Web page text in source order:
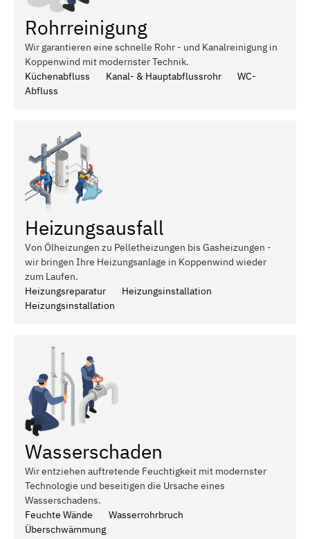
Rohrreinigung
Wir garantieren eine schnelle Rohr - und Kanalreinigung in
Koppenwind mit modernster Technik.
Küchenabfluss
Kanal- & Hauptabflussrohr
WC-
Abfluss
Heizungsausfall
Von Ölheizungen zu Pelletheizungen bis Gasheizungen -
wir bringen Ihre Heizungsanlage in Koppenwind wieder
zum Laufen.
Heizungsreparatur
Heizungsinstallation
Heizungsinstallation
Wasserschaden
Wir entziehen auftretende Feuchtigkeit mit modernster
Technologie und beseitigen die Ursache eines
Wasserschadens.
Feuchte Wände
Wasserrohrbruch
Überschwämmung